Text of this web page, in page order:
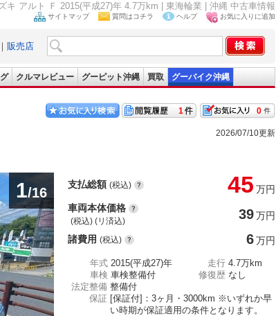
キ アルト Ｆ 2015(平成27)年 4.7万km | 東海輪業 | 沖縄 中古車情報
サイトマップ 質問はコチラ ヘルプ お気に入りに追加
｜ 販売店
クルマレビュー グーピット沖縄 買取 グーバイク沖縄
0
1
2026/07/10更新
1/16
支払総額 (税込) 45 万円
車両本体価格
(税込) (リ済込) 39万円
諸費用 (税込) 6万円
年式 2015(平成27)年 走行 4.7万km
車検 車検整備付 修復歴 なし
法定整備 整備付
保証 [保証付]：3ヶ月・3000km ※いずれか早
い時期が保証適用の条件となります。